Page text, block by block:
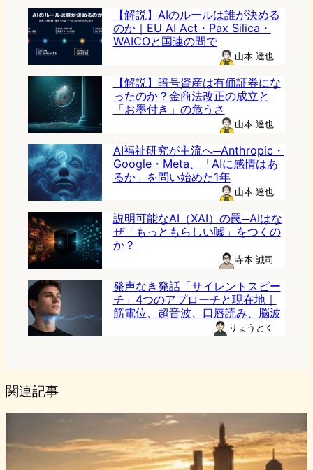
【解説】AIのルールは誰が決める
のか｜EU AI Act・Pax Silica・
WAICOと国連の間で
山本 達也
【解説】暗号資産は有価証券にな
ったのか？金商法改正の成立と
「お墨付き」の危うさ
山本 達也
AI福祉研究が主流へ─Anthropic・
Google・Meta、「AIに感情はあ
るか」を問い始めた1年
山本 達也
説明可能なAI（XAI）の罠─AIはな
ぜ「もっともらしい嘘」をつくの
か？
寺本 誠司
発声なき発話「サイレントスピー
チ」4つのアプローチと現在地｜
筋電位、超音波、口唇読み、脳波
りょうとく
関連記事